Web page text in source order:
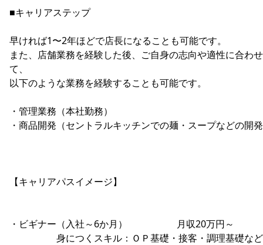
■キャリアステップ
早ければ1〜2年ほどで店長になることも可能です。
また、店舗業務を経験した後、ご自身の志向や適性に合わせ
て、
以下のような業務を経験することも可能です。
・管理業務（本社勤務）
・商品開発（セントラルキッチンでの麺・スープなどの開
【キャリアパスイメージ】
・ビギナー（入社～6か月） 月収20万円～
身につくスキル：ＯＰ基礎・接客・調理基礎など